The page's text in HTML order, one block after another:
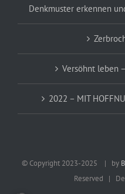
Denkmuster erkennen
Versöhnt leben
2022 – MIT
© Copyright 2023-2025 | by
Reserved |